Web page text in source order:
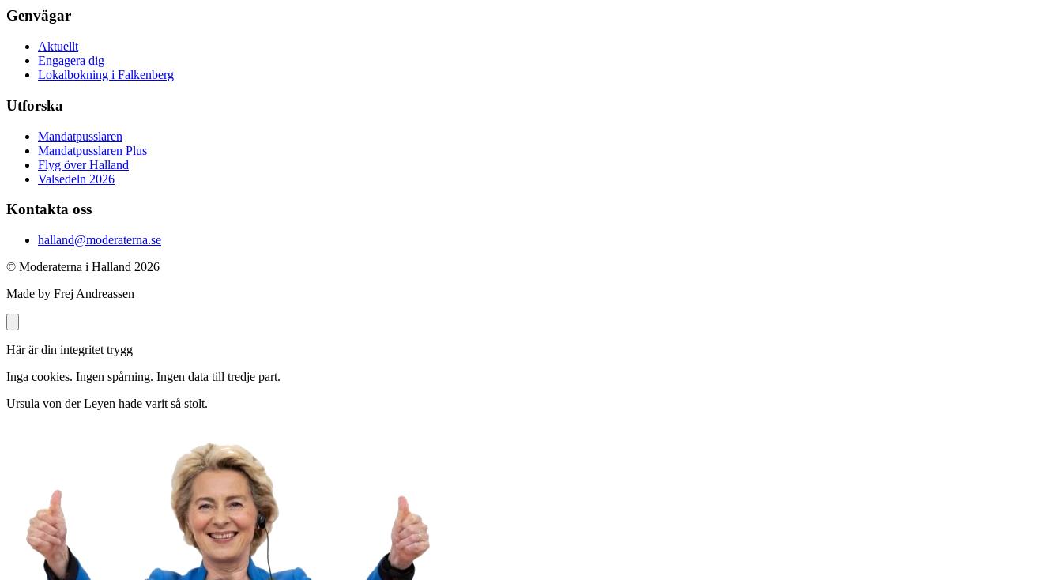
Genvägar
Aktuellt
Engagera dig
Lokalbokning i Falkenberg
Utforska
Mandatpusslaren
Mandatpusslaren Plus
Flyg över Halland
Valsedeln 2026
Kontakta oss
halland@moderaterna.se
© Moderaterna i Halland 2026
Made by Frej Andreassen
Här är din integritet trygg
Inga cookies. Ingen spårning. Ingen data till tredje part.
Ursula von der Leyen hade varit så stolt.